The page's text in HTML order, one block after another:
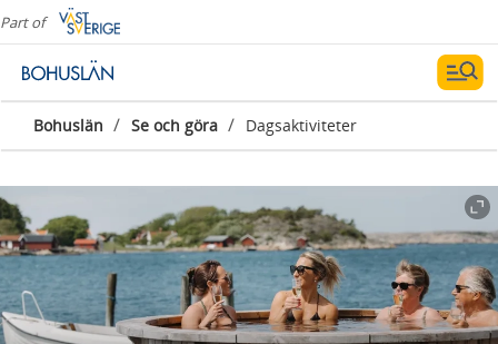
Part of
Bohuslän / Se och göra / Dagsaktiviteter